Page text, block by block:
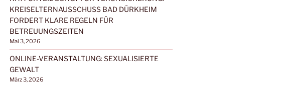
KREISELTERNAUSSCHUSS BAD DÜRKHEIM
FORDERT KLARE REGELN FÜR
BETREUUNGSZEITEN
Mai 3, 2026
ONLINE-VERANSTALTUNG: SEXUALISIERTE
GEWALT
März 3, 2026